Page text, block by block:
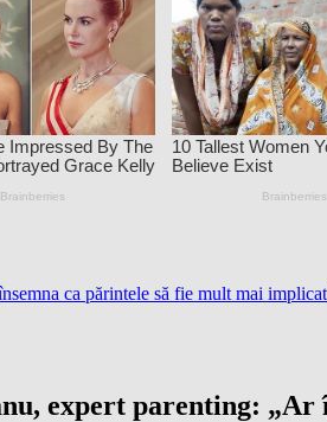
ca părintele să fie mult mai
expert parenting: